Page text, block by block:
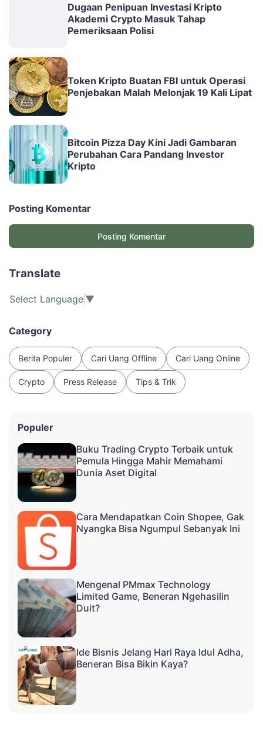
Dugaan Penipuan Investasi Kripto
Akademi Crypto Masuk Tahap
Pemeriksaan Polisi
Token Kripto Buatan FBI untuk Operasi
Penjebakan Malah Melonjak 19 Kali Lipat
Bitcoin Pizza Day Kini Jadi Gambaran
Perubahan Cara Pandang Investor
Kripto
Posting Komentar
Posting Komentar
Translate
Select Language ▼
Category
Berita Populer Cari Uang Offline Cari Uang Online
Crypto Press Release Tips & Trik
Populer
Buku Trading Crypto Terbaik untuk
Pemula Hingga Mahir Memahami
Dunia Aset Digital
Cara Mendapatkan Coin Shopee, Gak
Nyangka Bisa Ngumpul Sebanyak Ini
Mengenal PMmax Technology
Limited Game, Beneran Ngehasilin
Duit?
Ide Bisnis Jelang Hari Raya Idul Adha,
Beneran Bisa Bikin Kaya?